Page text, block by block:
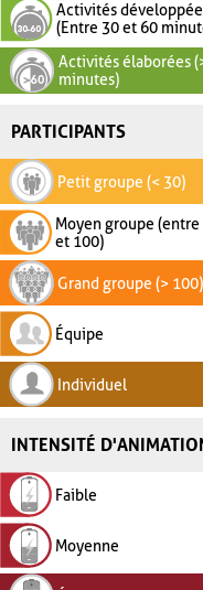
Activités
(Entre 30 et 60
Activités élaborées
minutes)
PARTICIPANTS
Petit groupe (< 30)
Moyen groupe (entre
et 100)
Grand groupe (> 100)
Équipe
Individuel
INTENSITÉ
Faible
Moyenne